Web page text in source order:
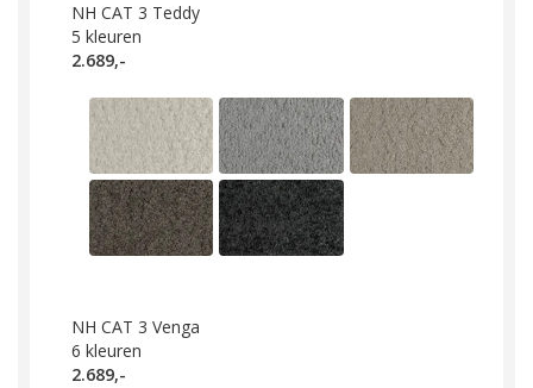
NH CAT 3 Teddy
5 kleuren
2.689,-
NH CAT 3 Venga
6 kleuren
2.689,-